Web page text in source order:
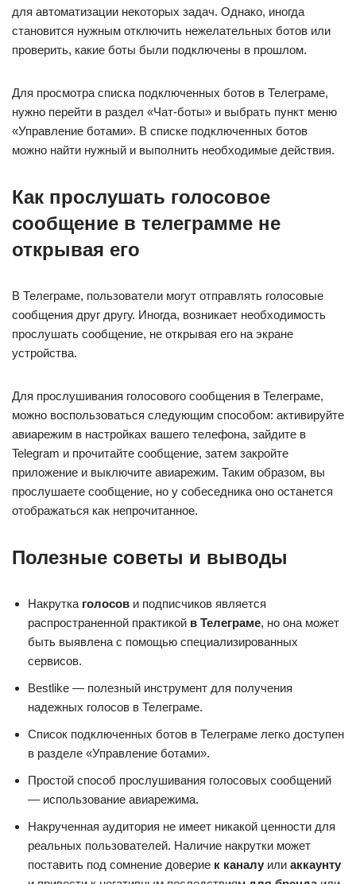
для автоматизации некоторых задач. Однако, иногда
становится нужным отключить нежелательных ботов или
проверить, какие боты были подключены в прошлом.
Для просмотра списка подключенных ботов в Телеграме,
нужно перейти в раздел «Чат-боты» и выбрать пункт меню
«Управление ботами». В списке подключенных ботов
можно найти нужный и выполнить необходимые действия.
Как прослушать голосовое
сообщение в телеграмме не
открывая его
В Телеграме, пользователи могут отправлять голосовые
сообщения друг другу. Иногда, возникает необходимость
прослушать сообщение, не открывая его на экране
устройства.
Для прослушивания голосового сообщения в Телеграме,
можно воспользоваться следующим способом: активируйте
авиарежим в настройках вашего телефона, зайдите в
Telegram и прочитайте сообщение, затем закройте
приложение и выключите авиарежим. Таким образом, вы
прослушаете сообщение, но у собеседника оно останется
отображаться как непрочитанное.
Полезные советы и выводы
Накрутка голосов и подписчиков является
распространенной практикой в Телеграме, но она может
быть выявлена с помощью специализированных
сервисов.
Bestlike — полезный инструмент для получения
надежных голосов в Телеграме.
Список подключенных ботов в Телеграме легко доступен
в разделе «Управление ботами».
Простой способ прослушивания голосовых сообщений
— использование авиарежима.
Накрученная аудитория не имеет никакой ценности для
реальных пользователей. Наличие накрутки может
поставить под сомнение доверие к каналу или аккаунту